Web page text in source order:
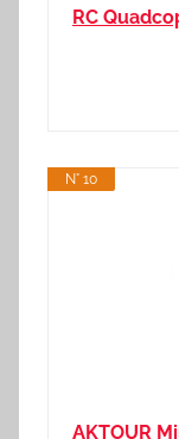
RC
N° 10
AKTOUR